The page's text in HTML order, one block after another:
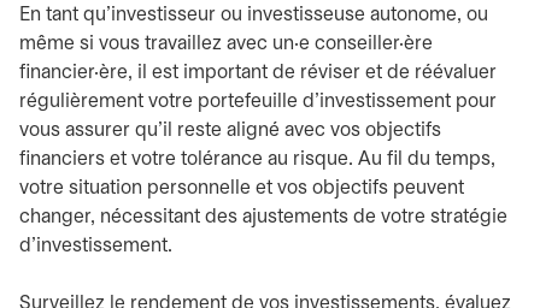
En tant qu'investisseur ou investisseuse autonome, ou
même si vous travaillez avec un·e conseiller·ère
financier·ère, il est important de réviser et de réévaluer
régulièrement votre portefeuille d'investissement pour
vous assurer qu'il reste aligné avec vos objectifs
financiers et votre tolérance au risque. Au fil du temps,
votre situation personnelle et vos objectifs peuvent
changer, nécessitant des ajustements de votre stratégie
d'investissement.
Surveillez le rendement de vos investissements, évaluez